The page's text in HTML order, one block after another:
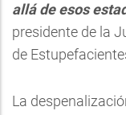
allá de esos
presidente de la
de
La